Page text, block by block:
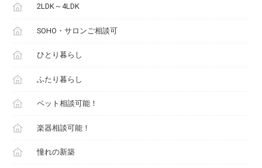
2LDK～4LDK
SOHO・サロンご相談可
ひとり暮らし
ふたり暮らし
ペット相談可能！
楽器相談可能！
憧れの新築